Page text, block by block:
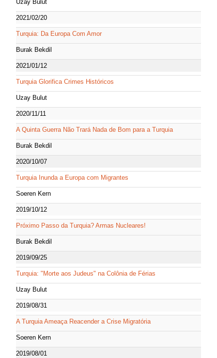
Uzay Bulut
2021/02/20
Turquia: Da Europa Com Amor
Burak Bekdil
2021/01/12
Turquia Glorifica Crimes Históricos
Uzay Bulut
2020/11/11
A Quinta Guerra Não Trará Nada de Bom para a Turquia
Burak Bekdil
2020/10/07
Turquia Inunda a Europa com Migrantes
Soeren Kern
2019/10/12
Próximo Passo da Turquia? Armas Nucleares!
Burak Bekdil
2019/09/25
Turquia: "Morte aos Judeus" na Colônia de Férias
Uzay Bulut
2019/08/31
A Turquia Ameaça Reacender a Crise Migratória
Soeren Kern
2019/08/01